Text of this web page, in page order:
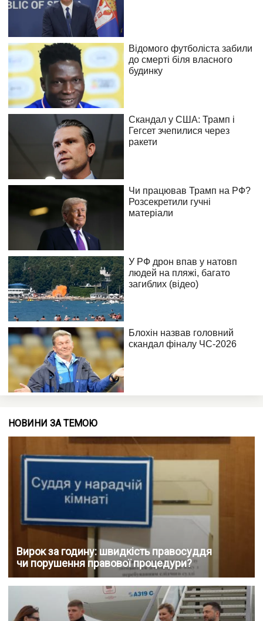
НОВИНИ ЗА ТЕМОЮ
Вирок за годину: швидкість правосуддя
чи порушення правової процедури?